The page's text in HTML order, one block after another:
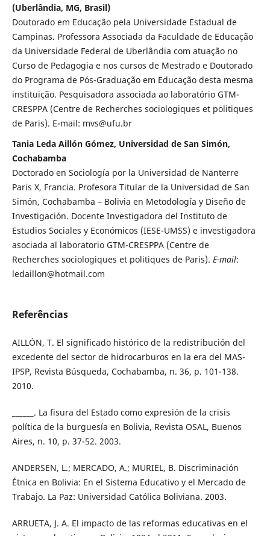
(Uberlândia, MG, Brasil)
Doutorado em Educação pela Universidade Estadual de
Campinas. Professora Associada da Faculdade de Educação
da Universidade Federal de Uberlândia com atuação no
Curso de Pedagogia e nos cursos de Mestrado e Doutorado
do Programa de Pós-Graduação em Educação desta mesma
instituição. Pesquisadora associada ao laboratório GTM-
CRESPPA (Centre de Recherches sociologiques et politiques
de Paris). E-mail: mvs@ufu.br
Tania Leda Aillón Gómez, Universidad de San Simón,
Cochabamba
Doctorado en Sociología por la Universidad de Nanterre
Paris X, Francia. Profesora Titular de la Universidad de San
Simón, Cochabamba – Bolivia en Metodología y Diseño de
Investigación. Docente Investigadora del Instituto de
Estudios Sociales y Económicos (IESE-UMSS) e investigadora
asociada al laboratorio GTM-CRESPPA (Centre de
Recherches sociologiques et politiques de Paris). E-mail:
ledaillon@hotmail.com
Referências
AILLÓN, T. El significado histórico de la redistribución del
excedente del sector de hidrocarburos en la era del MAS-
IPSP, Revista Búsqueda, Cochabamba, n. 36, p. 101-138.
2010.
______. La fisura del Estado como expresión de la crisis
política de la burguesía en Bolivia, Revista OSAL, Buenos
Aires, n. 10, p. 37-52. 2003.
ANDERSEN, L.; MERCADO, A.; MURIEL, B. Discriminación
Étnica en Bolivia: En el Sistema Educativo y el Mercado de
Trabajo. La Paz: Universidad Católica Boliviana. 2003.
ARRUETA, J. A. El impacto de las reformas educativas en el